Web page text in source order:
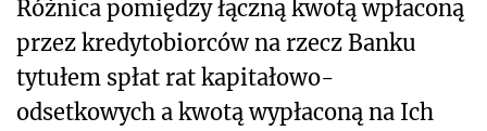
Różnica pomiędzy łączną kwotą wpłaconą
przez kredytobiorców na rzecz Banku
tytułem spłat rat kapitałowo-
odsetkowych a kwotą wypłaconą na Ich